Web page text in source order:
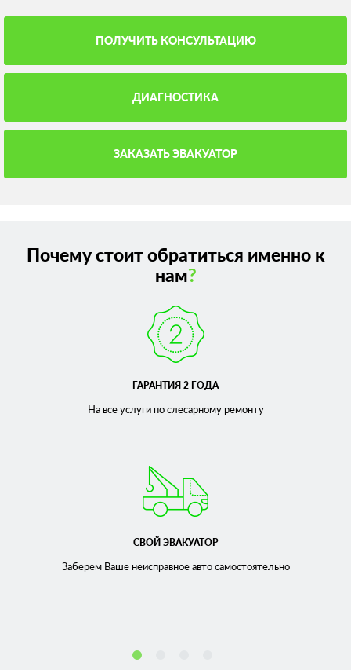
ПОЛУЧИТЬ КОНСУЛЬТАЦИЮ
ДИАГНОСТИКА
ЗАКАЗАТЬ ЭВАКУАТОР
Почему стоит обратиться именно к
нам?
ГАРАНТИЯ 2 ГОДА
На все услуги по слесарномуремонту
СВОЙ ЭВАКУАТОР
Заберем Ваше неисправноеавто самостоятельно